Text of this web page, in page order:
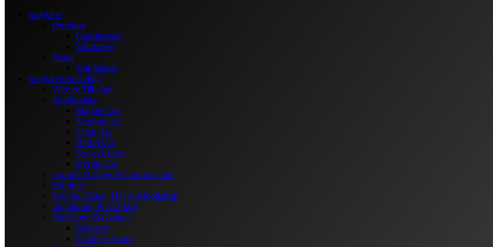
Smykker
Øreringe
Guldfarvede
Sølvfarvet
Ringe
Guldbelagt
Smykkefremstilling
Wire & Tilbehør
Smykkelåse
Magnet låse
Karabin låse
Click låse
Bidsel låse
Krog & Låse
Øvrige låse
Gummi O-ringe & Gummi snøre
Øreringe
Broche, Ringe, Hår & Mobilstrop
Indpakning & Værktøj
Perlestave & O-ringe
Perlestav
O-ringe / Ringe